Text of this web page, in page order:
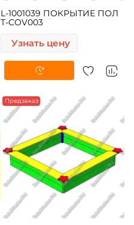
L-1001039 ПОКРЫТИЕ ПОЛ
T-COV003
Узнать цену
Предзаказ